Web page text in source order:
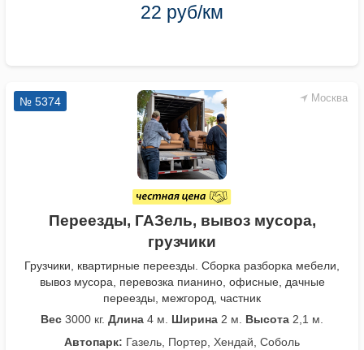
22 руб/км
Москва
№ 5374
Переезды, ГАЗель, вывоз мусора,
грузчики
Грузчики, квартирные переезды. Сборка разборка мебели,
вывоз мусора, перевозка пианино, офисные, дачные
переезды, межгород, частник
Вес 3000 кг. Длина 4 м. Ширина 2 м. Высота 2,1 м.
Автопарк: Газель, Портер, Хендай, Соболь